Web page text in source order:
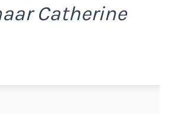
Catherine